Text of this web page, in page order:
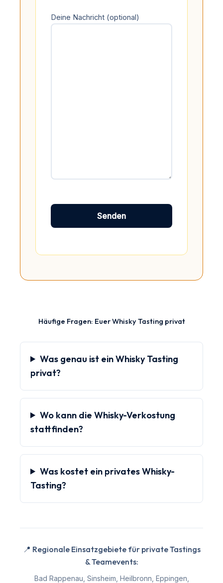
Deine Nachricht (optional)
Bitte lasse dieses Feld leer.
Häufige Fragen: Euer Whisky Tasting privat
Was genau ist ein Whisky Tasting
privat?
Wo kann die Whisky-Verkostung
stattfinden?
Was kostet ein privates Whisky-
Tasting?
📍 Regionale Einsatzgebiete für private Tastings
& Teamevents:
Bad Rappenau, Sinsheim, Heilbronn, Eppingen,